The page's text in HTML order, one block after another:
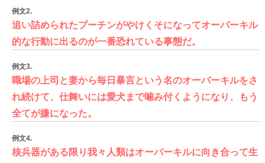
例文2.
追い詰められたプーチンがやけくそになってオーバーキル
的な行動に出るのが一番恐れている事態だ。
例文3.
職場の上司と妻から毎日暴言という名のオーバーキルをさ
れ続けて、仕舞いには愛犬まで噛み付くようになり、もう
全てが嫌になった。
例文4.
核兵器がある限り我々人類はオーバーキルに向き合って生